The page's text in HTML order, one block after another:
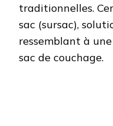
traditionnelles.
sac (sursac),
ressemblant à
sac de couchage.